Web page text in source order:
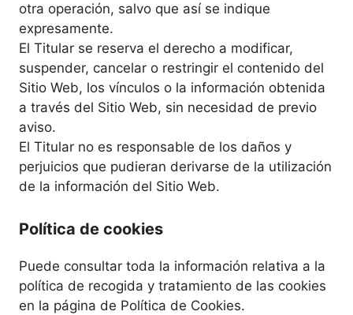
otra operación, salvo que así se indique
expresamente.
El Titular se reserva el derecho a modificar,
suspender, cancelar o restringir el contenido del
Sitio Web, los vínculos o la información obtenida
a través del Sitio Web, sin necesidad de previo
aviso.
El Titular no es responsable de los daños y
perjuicios que pudieran derivarse de la utilización
de la información del Sitio Web.
Política de cookies
Puede consultar toda la información relativa a la
política de recogida y tratamiento de las cookies
en la página de Política de Cookies.